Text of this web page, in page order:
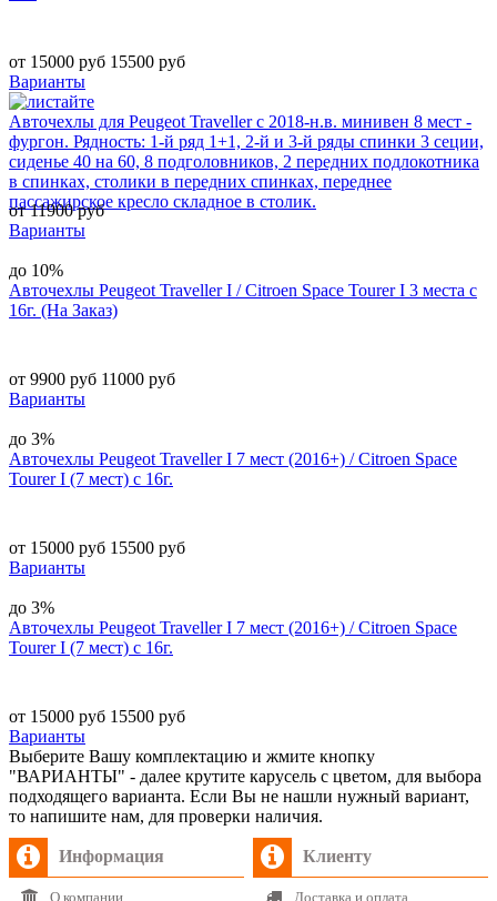
от 15000 руб 15500 руб
Варианты
Авточехлы для Peugeot Traveller с 2018-н.в. минивен 8 мест -
фургон. Рядность: 1-й ряд 1+1, 2-й и 3-й ряды спинки 3 сеции,
сиденье 40 на 60, 8 подголовников, 2 передних подлокотника
в спинках, столики в передних спинках, переднее
пассажирское кресло складное в столик.
от 11900 руб
Варианты
до 10%
Авточехлы Peugeot Traveller I / Citroen Space Tourer I 3 места с
16г. (На Заказ)
от 9900 руб 11000 руб
Варианты
до 3%
Авточехлы Peugeot Traveller I 7 мест (2016+) / Citroen Space
Tourer I (7 мест) с 16г.
от 15000 руб 15500 руб
Варианты
до 3%
Авточехлы Peugeot Traveller I 7 мест (2016+) / Citroen Space
Tourer I (7 мест) с 16г.
от 15000 руб 15500 руб
Варианты
Выберите Вашу комплектацию и жмите кнопку
"ВАРИАНТЫ" - далее крутите карусель с цветом, для выбора
подходящего варианта. Если Вы не нашли нужный вариант,
то напишите нам, для проверки наличия.
Информация
О компании
Клиенту
Доставка и оплата